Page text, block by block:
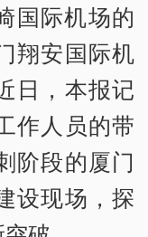
国际机场的
翔安国际机
日，本报记
作人员的带
阶段的厦门
设现场，探